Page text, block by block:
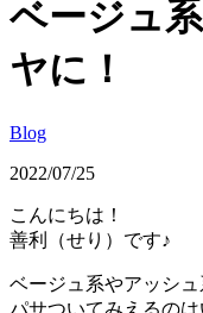
ベージュ
ヤに！
Blog
2022/07/25
こんにちは！
善利（せり）です♪
ベージュ系やアッシ
パサついてみえるのは